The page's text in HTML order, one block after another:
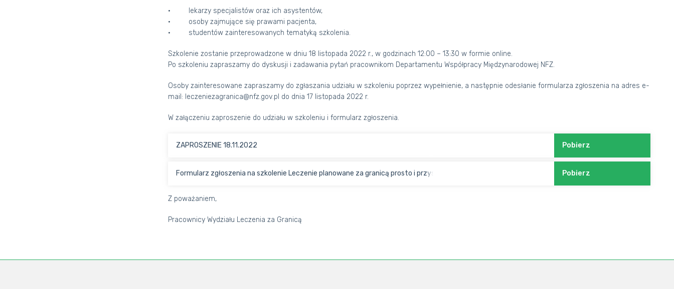
· lekarzy specjalistów oraz ich asystentów,
· osoby zajmujące się prawami pacjenta,
· studentów zainteresowanych tematyką szkolenia.
Szkolenie zostanie przeprowadzone w dniu 18 listopada 2022 r., w godzinach 12:00 – 13:30 w formie online.
Po szkoleniu zapraszamy do dyskusji i zadawania pytań pracownikom Departamentu Współpracy Międzynarodowej NFZ.
Osoby zainteresowane zapraszamy do zgłaszania udziału w szkoleniu poprzez wypełnienie, a następnie odesłanie formularza zgłoszenia na adres e-
mail: leczeniezagranica@nfz.gov.pl do dnia 17 listopada 2022 r.
W załączeniu zaproszenie do udziału w szkoleniu i formularz zgłoszenia.
ZAPROSZENIE 18.11.2022 Pobierz
Formularz zgłoszenia na szkolenie Leczenie planowane za granicą prosto i przystępnie Pobierz
Z poważaniem,
Pracownicy Wydziału Leczenia za Granicą